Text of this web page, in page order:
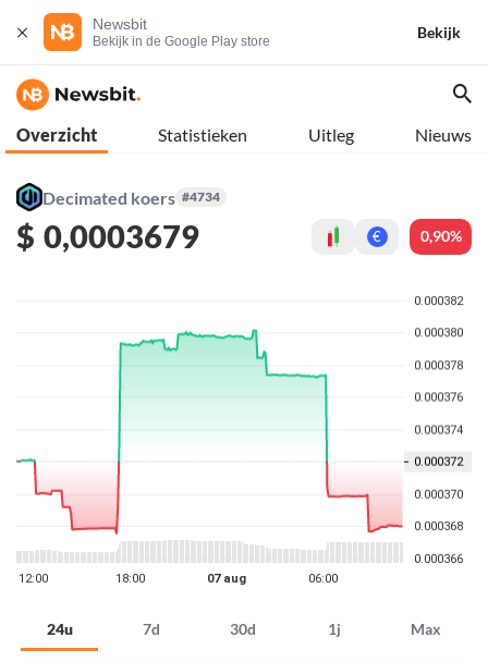
Newsbit
Bekijk in de Google Play store
Bekijk
Overzicht Statistieken Uitleg Nieuws
Decimated koers #4734
$ 0,0003679 € 0,90%
24u 7d 30d 1j Max